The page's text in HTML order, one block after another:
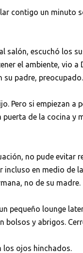
contigo un minuto
salón, escuchó los
el ambiente, vio a
su padre,
Pero si empiezan a
puerta de la cocina y
no pude evitar
incluso en medio de
no de su madre.
pequeño lounge
bolsos y abrigos.
los ojos hinchados.